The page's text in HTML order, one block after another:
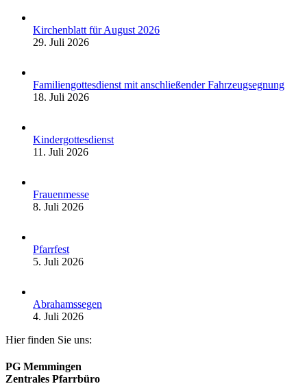
Kirchenblatt für August 2026
29. Juli 2026
Familiengottesdienst mit anschließender Fahrzeugsegnung
18. Juli 2026
Kindergottesdienst
11. Juli 2026
Frauenmesse
8. Juli 2026
Pfarrfest
5. Juli 2026
Abrahamssegen
4. Juli 2026
Hier finden Sie uns:
PG Memmingen
Zentrales Pfarrbüro